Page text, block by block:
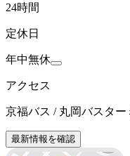
24時間
定休日
年中無休
アクセス
京福バス / 丸岡バスタ
最新情報を確認